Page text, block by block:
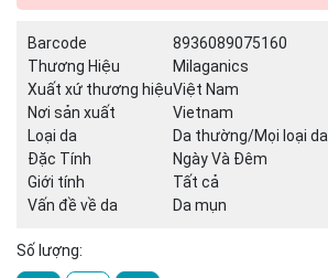
Barcode
8936089075160
Thương Hiệu
Milaganics
Xuất xứ thương hiệuViệt Nam
Nơi sản xuất
Vietnam
Loại da
Da thường/Mọi loại da
Đặc Tính
Ngày Và Đêm
Giới tính
Tất cả
Vấn đề về da
Da mụn
Số lượng: